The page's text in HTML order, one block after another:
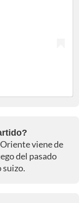
viene de
del pasado